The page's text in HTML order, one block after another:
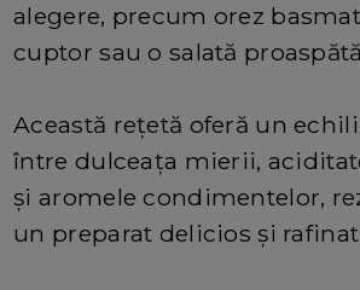
alegere, precum orez
cuptor sau o salată
Această rețetă oferă un
între dulceața mierii,
și aromele condimentelor,
un preparat delicios și